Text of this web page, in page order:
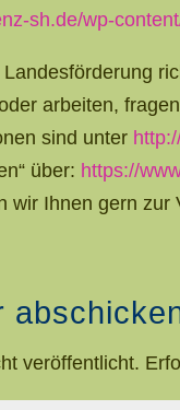
sh.de/wp-
arbeiten,
sind unter
über: https://
wir Ihnen gern zur
veröffentlicht.